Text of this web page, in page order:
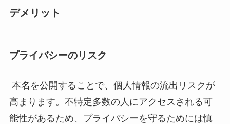
デメリット
プライバシーのリスク
本名を公開することで、個人情報の流出リスクが
高まります。不特定多数の人にアクセスされる可
能性があるため、プライバシーを守るためには慎